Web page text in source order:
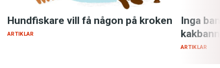
Hundfiskare vill få någon på kroken
ARTIKLAR
Inga
ARTIKLAR